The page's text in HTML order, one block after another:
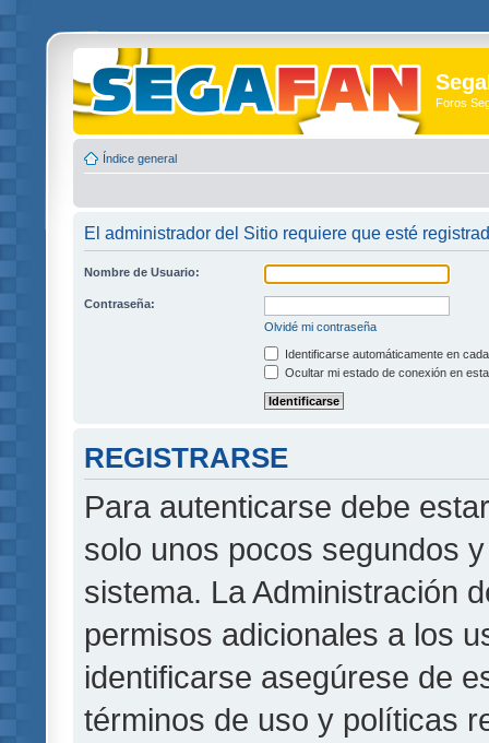
Foros
Índice general
El administrador del Sitio requiere que esté
Nombre de Usuario:
Contraseña:
Olvidé mi contraseña
Identificarse automáticamente en
Ocultar mi estado de conexión en
REGISTRARSE
Para autenticarse debe
solo unos pocos segundos
sistema. La Administración
permisos adicionales a los
identificarse asegúrese de
términos de uso y políticas